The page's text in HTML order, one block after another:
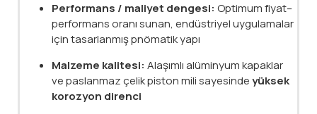
Performans / maliyet dengesi: Optimum fiyat–
performans oranı sunan, endüstriyel uygulamalar
için tasarlanmış pnömatik yapı
Malzeme kalitesi: Alaşımlı alüminyum kapaklar
ve paslanmaz çelik piston mili sayesindeyüksek
korozyon direnci